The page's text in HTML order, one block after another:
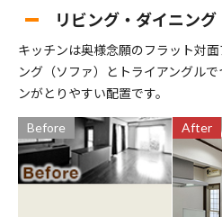
リビング・ダイニング
キッチンは奥様念願のフラット対
ング（ソファ）とトライアングル
ンがとりやすい配置です。
Before After